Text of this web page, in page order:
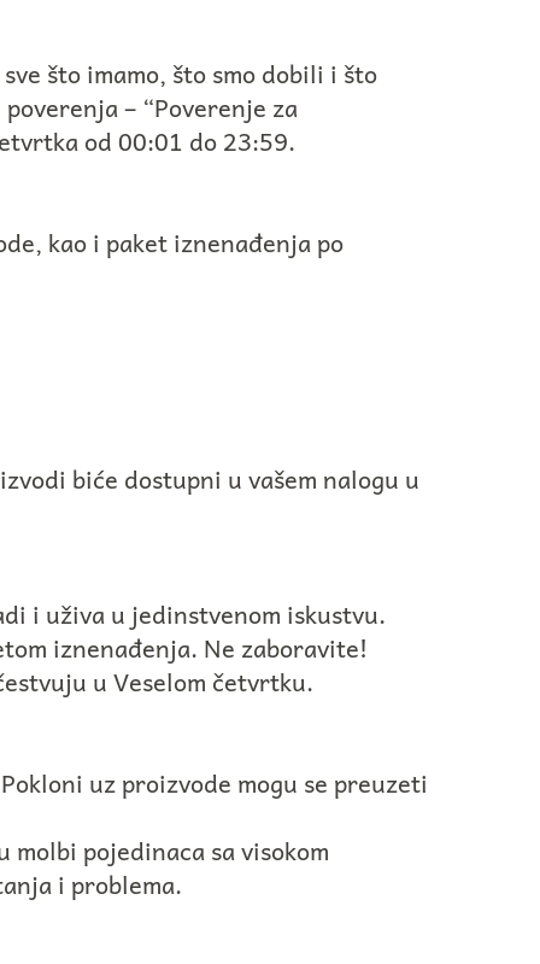
što imamo, što smo dobili i što
– “Poverenje za
od 00:01 do 23:59.
kao i paket iznenađenja po
biće dostupni u vašem nalogu u
i uživa u jedinstvenom iskustvu.
iznenađenja. Ne zaboravite!
u Veselom četvrtku.
uz proizvode mogu se preuzeti
pojedinaca sa visokom
i problema.